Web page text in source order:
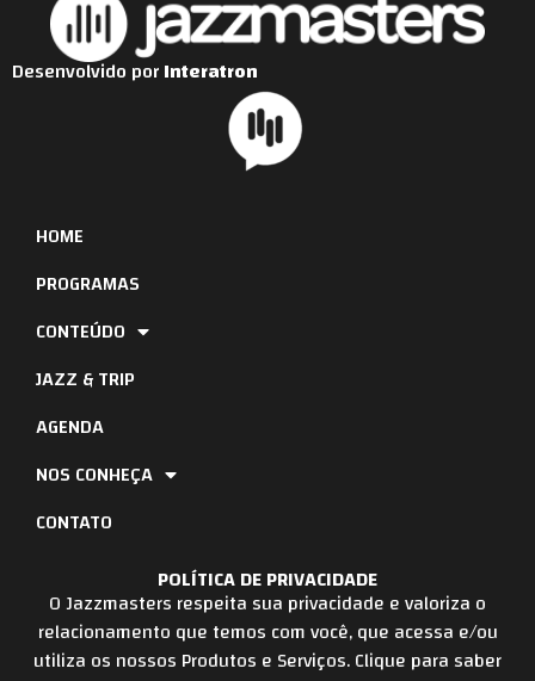
POLÍTICA DE PRIVACIDADE
O Jazzmasters respeita sua privacidade e valoriza o
relacionamento que temos com você, que acessa e/ou
utiliza os nossos Produtos e Serviços. Clique para saber
HOME
PROGRAMAS
CONTEÚDO
JAZZ & TRIP
AGENDA
NOS CONHEÇA
CONTATO
Desenvolvido porInteratron